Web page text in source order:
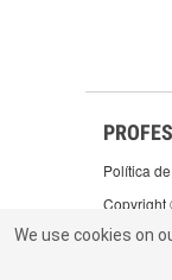
We use cookies
Política
Copyright
We use cookies on